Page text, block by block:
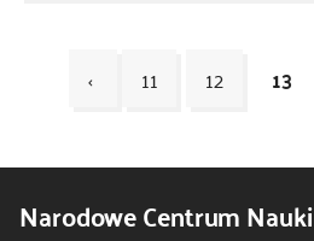
‹ 11 12 13
iNarodowe Centrum Nauki